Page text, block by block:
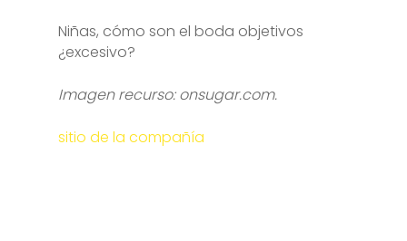
Niñas, cómo son el boda objetivos
¿excesivo?
Imagen recurso: onsugar.com.
sitio de la compañía